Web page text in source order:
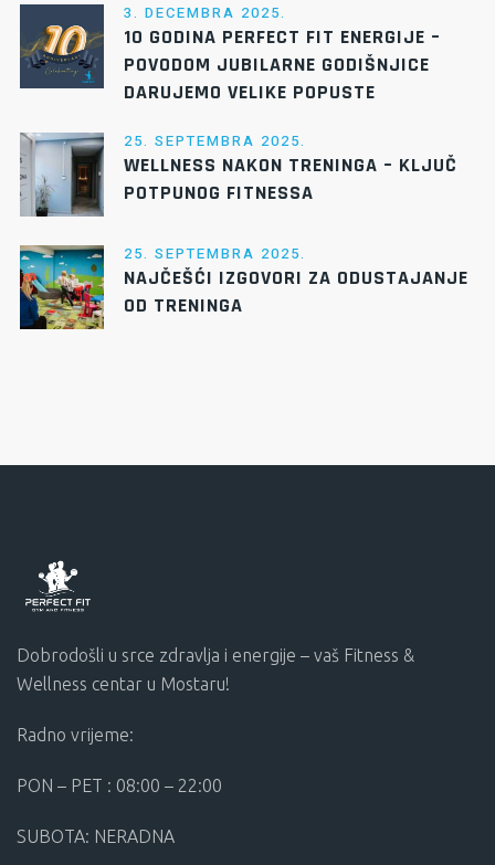
3. DECEMBRA 2025.
10 GODINA PERFECT FIT ENERGIJE –
POVODOM JUBILARNE GODIŠNJICE
DARUJEMO VELIKE POPUSTE
25. SEPTEMBRA 2025.
WELLNESS NAKON TRENINGA – KLJUČ
POTPUNOG FITNESSA
25. SEPTEMBRA 2025.
NAJČEŠĆI IZGOVORI ZA ODUSTAJANJE
OD TRENINGA
Dobrodošli u srce zdravlja i energije – vaš Fitness &
Wellness centar u Mostaru!
Radno vrijeme:
PON – PET : 08:00 – 22:00
SUBOTA: NERADNA